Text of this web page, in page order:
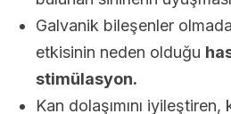
Galvanik bileşenler
etkisinin neden olduğu
stimülasyon.
Kan dolaşımını iyileştiren,